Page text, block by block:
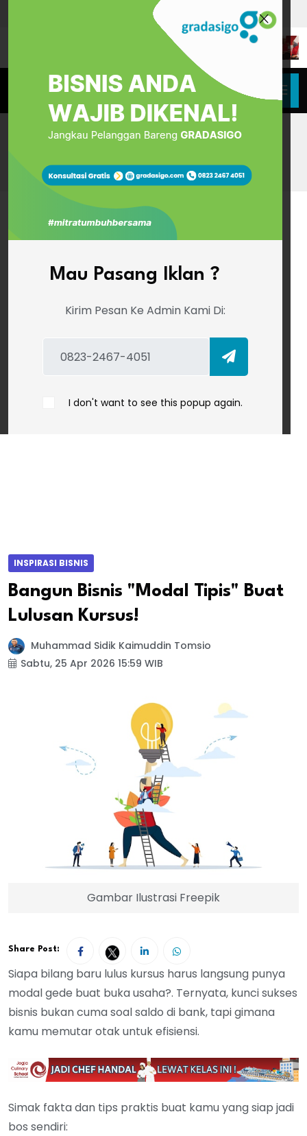
Mau Pasang Iklan ?
Kirim Pesan Ke Admin Kami Di:
I don't want to see this popup again.
KURSUS!
INSPIRASI BISNIS
Bangun Bisnis "Modal Tipis" Buat
Lulusan Kursus!
Muhammad Sidik Kaimuddin Tomsio
Sabtu, 25 Apr 2026 15:59 WIB
Gambar Ilustrasi Freepik
Share Post:
Siapa bilang baru lulus kursus harus langsung punya
modal gede buat buka usaha?. Ternyata, kunci sukses
bisnis bukan cuma soal saldo di bank, tapi gimana
kamu memutar otak untuk efisiensi.
Simak fakta dan tips praktis buat kamu yang siap jadi
bos sendiri: